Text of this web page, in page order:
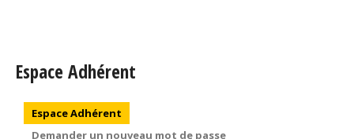
Espace Adhérent
Onglets principaux
Espace Adhérent
Demander un nouveau mot de passe